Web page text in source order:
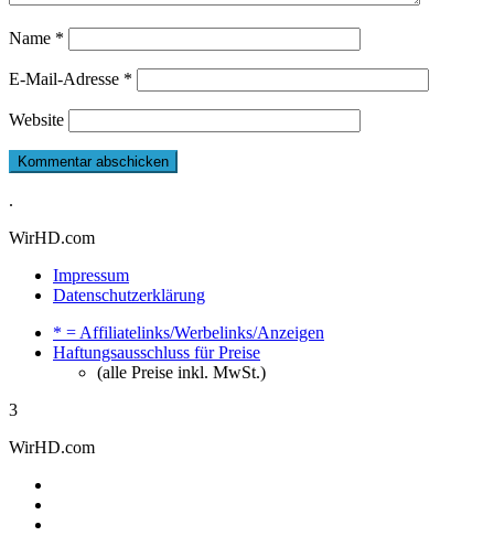
Name *
E-Mail-Adresse *
Website
.
WirHD.com
Impressum
Datenschutzerklärung
* = Affiliatelinks/Werbelinks/Anzeigen
Haftungsausschluss für Preise
(alle Preise inkl. MwSt.)
3
WirHD.com